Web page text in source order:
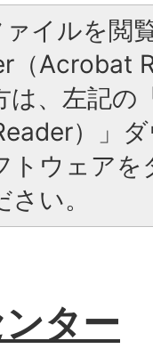
ァイルを閲
（Acrobat
は、左記の
）」
トウェア
い。
ター